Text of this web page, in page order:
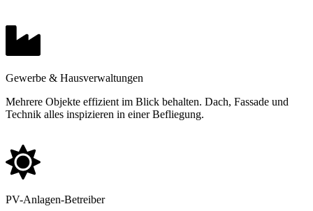
Gewerbe & Hausverwaltungen
Mehrere Objekte effizient im Blick behalten. Dach, Fassade und
Technik alles inspizieren in einer Befliegung.
PV-Anlagen-Betreiber